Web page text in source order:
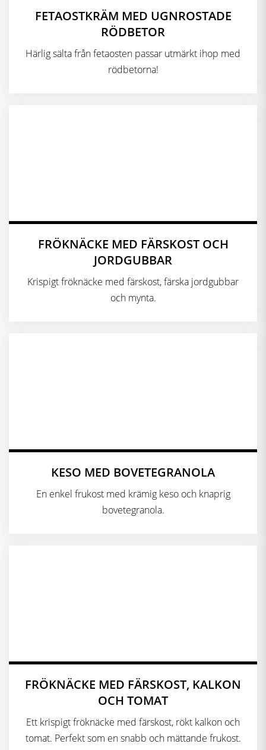
FETAOSTKRÄM MED UGNROSTADE
RÖDBETOR
Härlig sälta från fetaosten passar utmärkt ihop med
rödbetorna!
FRÖKNÄCKE MED FÄRSKOST OCH
JORDGUBBAR
Krispigt fröknäcke med färskost, färska jordgubbar
och mynta.
KESO MED BOVETEGRANOLA
En enkel frukost med krämig keso och knaprig
bovetegranola.
FRÖKNÄCKE MED FÄRSKOST, KALKON
OCH TOMAT
Ett krispigt fröknäcke med färskost, rökt kalkon och
tomat. Perfekt som en snabb och mättande frukost.